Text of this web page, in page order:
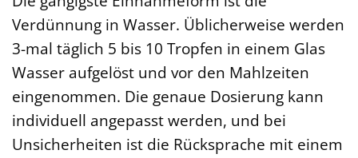
Verdünnung in Wasser. Üblicherweise werden
3-mal täglich 5 bis 10 Tropfen in einem Glas
Wasser aufgelöst und vor den Mahlzeiten
eingenommen. Die genaue Dosierung kann
individuell angepasst werden, und bei
Unsicherheiten ist die Rücksprache mit einem